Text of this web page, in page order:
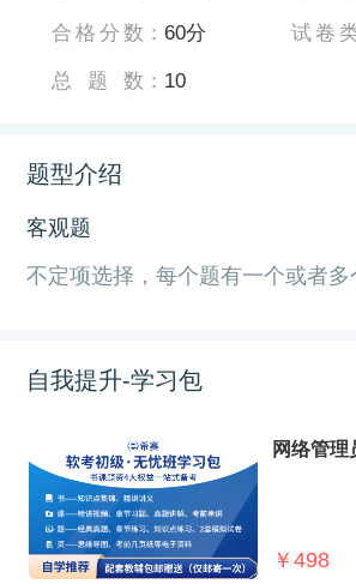
合格分数 ：60分
总题数 ： 10
试卷
题型介绍
客观题
不定项选择，每个题有一个或者多
自我提升-学习包
网络管理
￥ 498